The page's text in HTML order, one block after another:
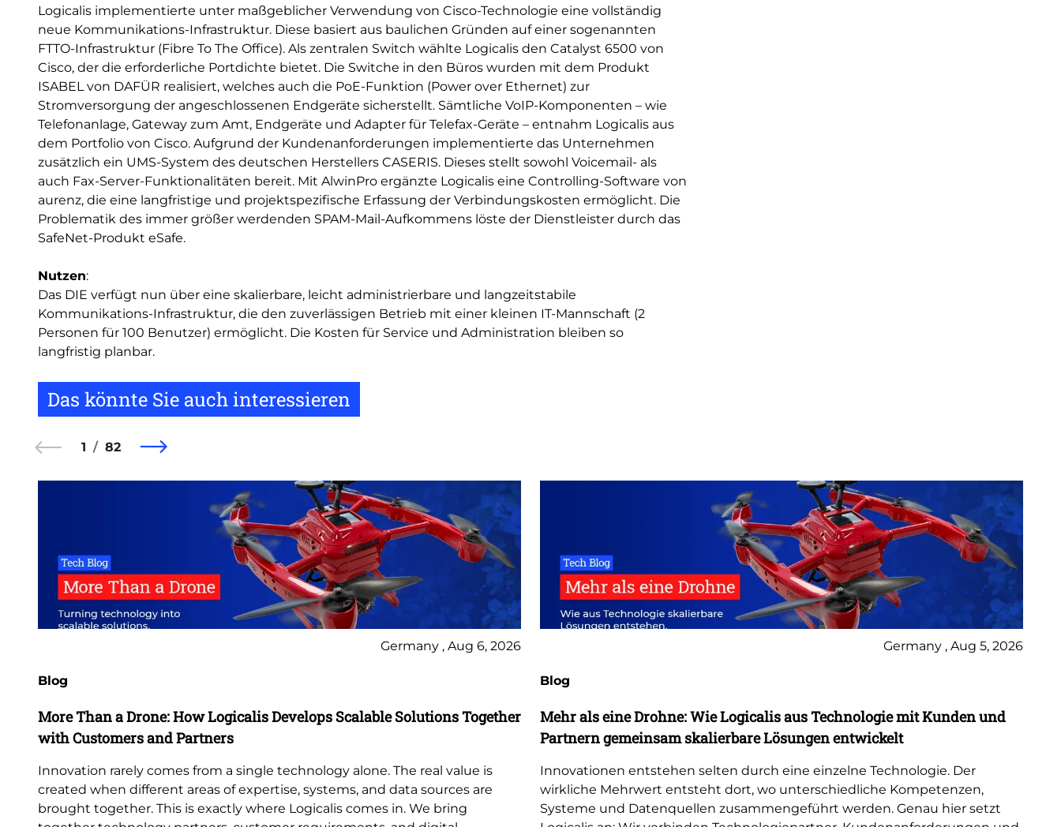
Logicalis implementierte unter maßgeblicher Verwendung von Cisco-Technologie eine vollständig
neue Kommunikations-Infrastruktur. Diese basiert aus baulichen Gründen auf einer sogenannten
FTTO-Infrastruktur (Fibre To The Office). Als zentralen Switch wählte Logicalis den Catalyst 6500 von
Cisco, der die erforderliche Portdichte bietet. Die Switche in den Büros wurden mit dem Produkt
ISABEL von DAFÜR realisiert, welches auch die PoE-Funktion (Power over Ethernet) zur
Stromversorgung der angeschlossenen Endgeräte sicherstellt. Sämtliche VoIP-Komponenten – wie
Telefonanlage, Gateway zum Amt, Endgeräte und Adapter für Telefax-Geräte – entnahm Logicalis aus
dem Portfolio von Cisco. Aufgrund der Kundenanforderungen implementierte das Unternehmen
zusätzlich ein UMS-System des deutschen Herstellers CASERIS. Dieses stellt sowohl Voicemail- als
auch Fax-Server-Funktionalitäten bereit. Mit AlwinPro ergänzte Logicalis eine Controlling-Software von
aurenz, die eine langfristige und projektspezifische Erfassung der Verbindungskosten ermöglicht. Die
Problematik des immer größer werdenden SPAM-Mail-Aufkommens löste der Dienstleister durch das
SafeNet-Produkt eSafe.
Nutzen:
Das DIE verfügt nun über eine skalierbare, leicht administrierbare und langzeitstabile
Kommunikations-Infrastruktur, die den zuverlässigen Betrieb mit einer kleinen IT-Mannschaft (2
Personen für 100 Benutzer) ermöglicht. Die Kosten für Service und Administration bleiben so
langfristig planbar.
Das könnte Sie auch interessieren
1 82
Germany , Aug 6, 2026
Blog
More Than a Drone: How Logicalis Develops Scalable Solutions Together
with Customers and Partners
Innovation rarely comes from a single technology alone. The real value is
created when different areas of expertise, systems, and data sources are
brought together. This is exactly where Logicalis comes in. We bring
Germany , Aug 5, 2026
Blog
Mehr als eine Drohne: Wie Logicalis aus Technologie mit Kunden und
Partnern gemeinsam skalierbare Lösungen entwickelt
Innovationen entstehen selten durch eine einzelne Technologie. Der
wirkliche Mehrwert entsteht dort, wo unterschiedliche Kompetenzen,
Systeme und Datenquellen zusammengeführt werden. Genau hier setzt